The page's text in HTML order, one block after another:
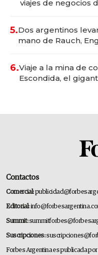
viajes de negocios
5.Dos argentinos
mano de Rauch,
6.Viaje a la mina de
Escondida, el
Contactos
Comercial:
Editorial:
Summit:
Suscripciones:
Forbes Argentina es publicada